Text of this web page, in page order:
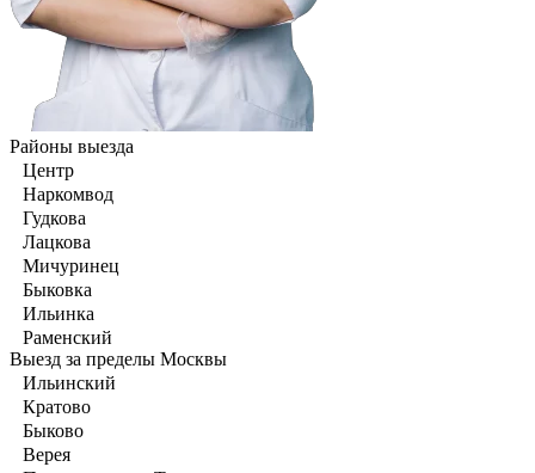
Районы выезда
Центр
Наркомвод
Гудкова
Лацкова
Мичуринец
Быковка
Ильинка
Раменский
Выезд за пределы Москвы
Ильинский
Кратово
Быково
Верея